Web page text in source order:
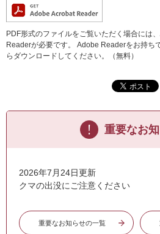
PDF形式のファイルをご覧いただく場合には
Readerが必要です。
Adobe Readerをお持ち
らダウンロードしてください。（無料）
重要なお
2026年7月24日更新
クマの出没にご注意ください
重要なお知らせの一覧